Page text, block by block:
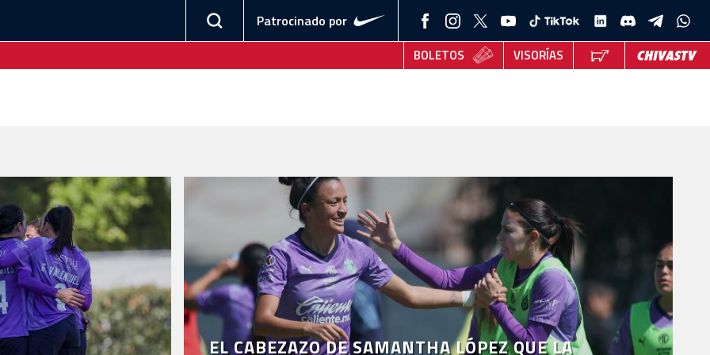
Patrocinado por
BOLETOS VISORÍAS
EL CABEZAZO DE SAMANTHA LÓPEZ QUE LA